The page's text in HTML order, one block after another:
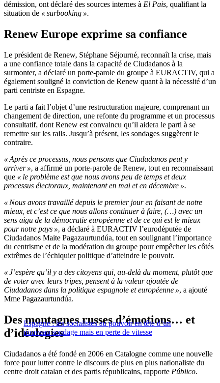
démission, ont déclaré des sources internes à El Pais, qualifiant la
situation de « surbooking ».
Renew Europe exprime sa confiance
Le président de Renew, Stéphane Séjourné, reconnaît la crise, mais
a une confiance totale dans la capacité de Ciudadanos à la
surmonter, a déclaré un porte-parole du groupe à EURACTIV, qui a
également souligné la conviction de Renew quant à la nécessité d’un
parti centriste en Espagne.
Le parti a fait l’objet d’une restructuration majeure, comprenant un
changement de direction, une refonte du programme et un processus
consultatif, dont Renew est convaincu qu’il aidera le parti à se
remettre sur les rails. Jusqu’à présent, les sondages suggèrent le
contraire.
« Après ce processus, nous pensons que Ciudadanos peut y
arriver », a affirmé un porte-parole de Renew, tout en reconnaissant
que « le problème est que nous avons peu de temps et deux
processus électoraux, maintenant en mai et en décembre ».
« Nous avons travaillé depuis le premier jour en faisant de notre
mieux, et c’est ce que nous allons continuer à faire, (…) avec un
sens aigu de la démocratie européenne et de ce qui est le mieux
pour notre pays », a déclaré à EURACTIV l’eurodéputée de
Ciudadanos Maite Pagazaurtundúa, tout en soulignant l’importance
du centrisme et de la modération du groupe pour empêcher les côtés
extrêmes de l’échiquier politique d’atteindre le pouvoir.
« J’espère qu’il y a des citoyens qui, au-delà du moment, plutôt que
de voter avec leurs tripes, pensent à la valeur ajoutée de
Ciudadanos dans la politique espagnole et européenne », a ajouté
Mme Pagazaurtundúa.
Espagne : les socialistes au pouvoir en tête d’un
nouveau sondage mais en perte de vitesse
Des montagnes russes d’émotions… et
d’idéologies
Ciudadanos a été fondé en 2006 en Catalogne comme une nouvelle
force pour lutter contre le discours de plus en plus nationaliste du
centre droit catalan et des partis républicains, rapporte Público.